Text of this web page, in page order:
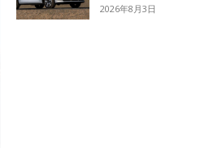
2026年8月3日